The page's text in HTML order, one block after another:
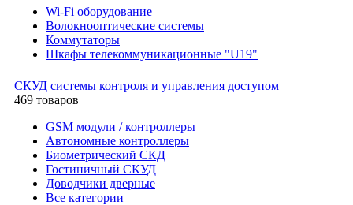
Wi-Fi оборудование
Волокнооптические системы
Коммутаторы
Шкафы телекоммуникационные "U19"
СКУД системы контроля и управления доступом
469 товаров
GSM модули / контроллеры
Автономные контроллеры
Биометрический СКД
Гостиничный СКУД
Доводчики дверные
Все категории